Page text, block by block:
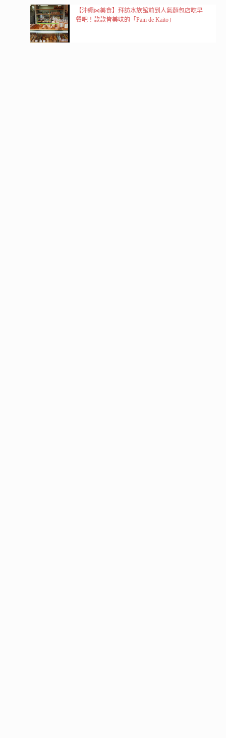
【沖繩⋈美食】拜訪水族館前到人氣麵包店吃早
餐吧！款款皆美味的「Pain de Kaito」